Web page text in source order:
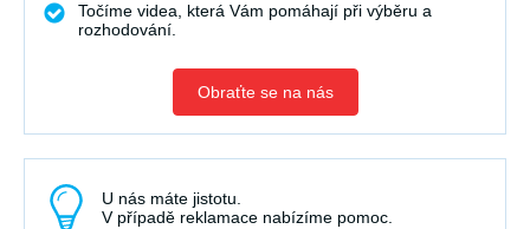
Točíme videa, která Vám pomáhají při výběru a
rozhodování.
Obraťte se na nás
U nás máte jistotu.
V případě reklamace nabízíme pomoc.